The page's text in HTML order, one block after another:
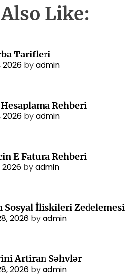
Like:
Tarifleri
2026 byadmin
Rehberi
2026 byadmin
E Fatura Rehberi
2026 byadmin
Sosyal İliskileri Zedelemesi
2026 byadmin
Artiran Səhvlər
2026 byadmin